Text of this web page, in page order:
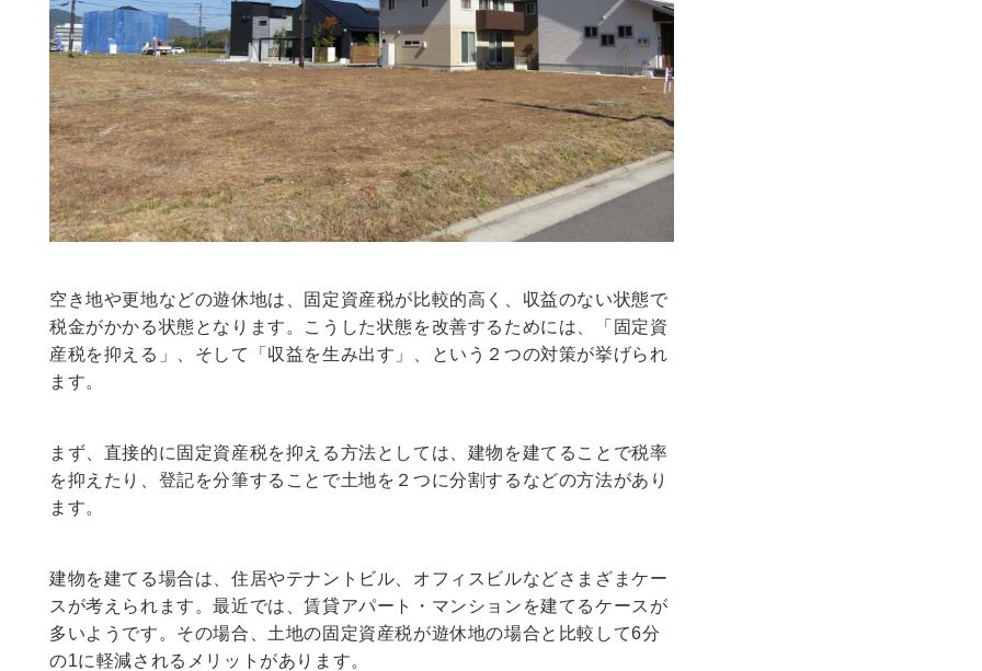
空き地や更地などの遊休地は、固定資産税が比較的高く、収益のない状態で
税金がかかる状態となります。こうした状態を改善するためには、「固定資
産税を抑える」、そして「収益を生み出す」、という２つの対策が挙げられ
ます。
まず、直接的に固定資産税を抑える方法としては、建物を建てることで税率
を抑えたり、登記を分筆することで土地を２つに分割するなどの方法があり
ます。
建物を建てる場合は、住居やテナントビル、オフィスビルなどさまざまケー
スが考えられます。最近では、賃貸アパート・マンションを建てるケースが
多いようです。その場合、土地の固定資産税が遊休地の場合と比較して6分
の1に軽減されるメリットがあります。